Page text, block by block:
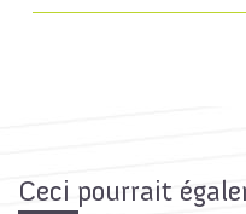
Ceci pourrait